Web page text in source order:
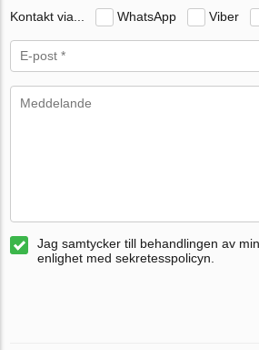
Kontakt via... WhatsApp Viber
Jag samtycker till behandlingen av
enlighet med sekretesspolicyn.